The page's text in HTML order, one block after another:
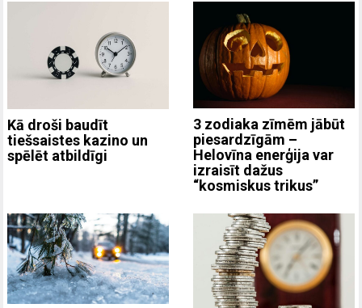
Kā droši baudīt
tiešsaistes kazino un
spēlēt atbildīgi
3 zodiaka zīmēm jābūt
piesardzīgām –
Helovīna enerģija var
izraisīt dažus
“kosmiskus trikus”